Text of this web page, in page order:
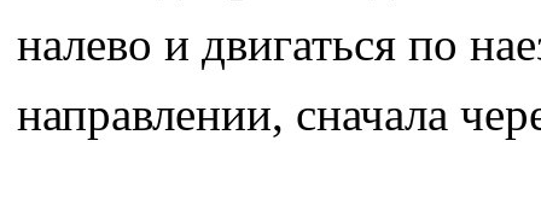
налево и двигаться по
направлении, сначала